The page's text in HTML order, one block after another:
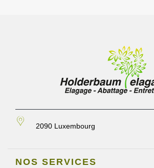
2090 Luxembourg
NOS SERVICES